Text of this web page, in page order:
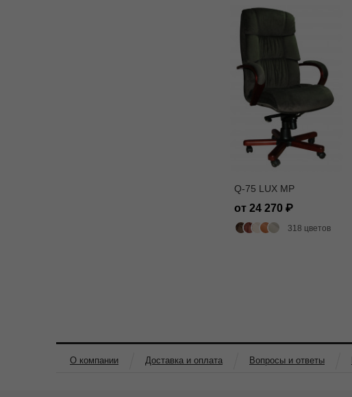
Q-75 LUX MP
от 24 270
318 цветов
О компании Доставка и оплата Вопросы и ответы